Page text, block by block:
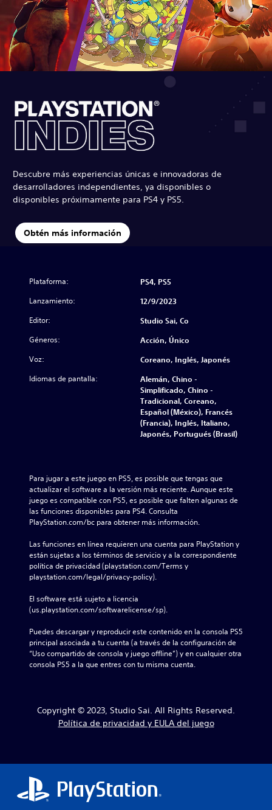
Descubre más experiencias únicas e innovadoras de
desarrolladores independientes, ya disponibles o
disponibles próximamente para PS4 y PS5.
Obtén más información
Plataforma: PS4, PS5
Lanzamiento: 12/9/2023
Editor: Studio Sai, Co
Géneros: Acción, Único
Voz: Coreano, Inglés, Japonés
Idiomas de pantalla:
Alemán, Chino -
Simplificado, Chino -
Tradicional, Coreano,
Español (México), Francés
(Francia), Inglés, Italiano,
Japonés, Portugués (Brasil)
Para jugar a este juego en PS5, es posible que tengas que
actualizar el software a la versión más reciente. Aunque este
juego es compatible con PS5, es posible que falten algunas de
las funciones disponibles para PS4. Consulta
PlayStation.com/bc para obtener más información.
Las funciones en línea requieren una cuenta para PlayStation y
están sujetas a los términos de servicio y a la correspondiente
política de privacidad (playstation.com/Terms y
playstation.com/legal/privacy-policy).
El software está sujeto a licencia
(us.playstation.com/softwarelicense/sp).
Puedes descargar y reproducir este contenido en la consola PS5
principal asociada a tu cuenta (a través de la configuración de
“Uso compartido de consola y juego offline”) y en cualquier otra
consola PS5 a la que entres con tu misma cuenta.
Copyright © 2023, Studio Sai. All Rights Reserved.
Política de privacidad y EULA del juego